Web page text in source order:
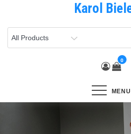
content
Karol
0
MENU